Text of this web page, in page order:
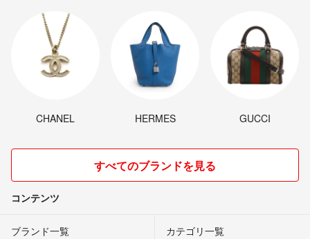
CHANEL HERMES GUCCI
すべてのブランドを見る
コンテンツ
ブランド一覧 カテゴリ一覧